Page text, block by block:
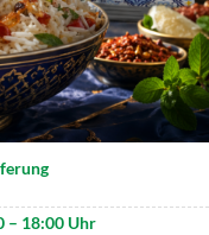
– 18:00 Uhr